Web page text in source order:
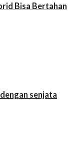
Bisa Bertahan
senjata